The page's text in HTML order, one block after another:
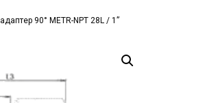
адаптер 90° METR-NPT 28L / 1”